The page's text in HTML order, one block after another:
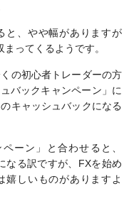
と、やや幅がありますが
まってくるようです。
の初心者トレーダーの方
バックキャンペーン」に
キャッシュバックになる
ーン」と合わせると、
なる訳ですが、FXを始め
嬉しいものがありますよ